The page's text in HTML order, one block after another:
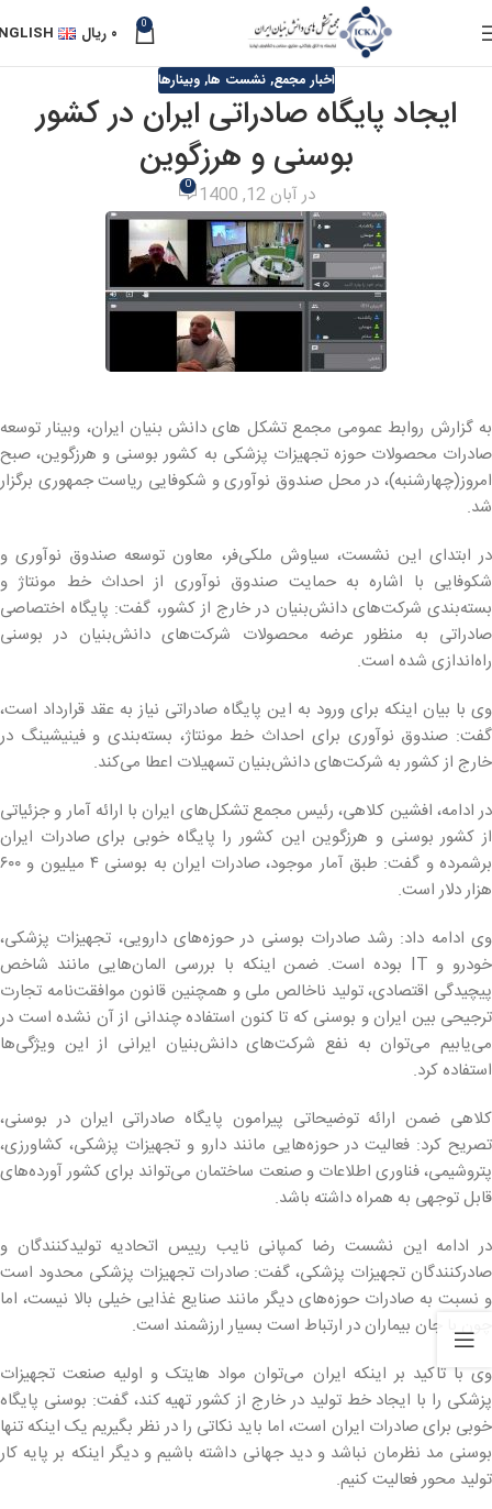
0 ۰ ریال
اخبار مجمع,نشست ها,وبینارها
ایجاد پایگاه صادراتی ایران در کشور
بوسنی و هرزگوین
در آبان 12, 1400 0
به گزارش روابط عمومی مجمع تشکل های دانش بنیان ایران، وبینار توسعه
صادرات محصولات حوزه تجهیزات پزشکی به کشور بوسنی و هرزگوین، صبح
امروز(چهارشنبه)، در محل صندوق نوآوری و شکوفایی ریاست جمهوری برگزار
شد.
در ابتدای این نشست، سیاوش ملکی‌فر، معاون توسعه صندوق نوآوری و
شکوفایی با اشاره به حمایت صندوق نوآوری از احداث خط مونتاژ و
بسته‌بندی شرکت‌های دانش‌بنیان در خارج از کشور، گفت: پایگاه اختصاصی
صادراتی به منظور عرضه محصولات شرکت‌های دانش‌بنیان در بوسنی
راه‌اندازی شده است.
وی با بیان اینکه برای ورود به این پایگاه صادراتی نیاز به عقد قرارداد است،
گفت: صندوق نوآوری برای احداث خط مونتاژ، بسته‌بندی و فینیشینگ در
خارج از کشور به شرکت‌های دانش‌بنیان تسهیلات اعطا می‌کند.
در ادامه، افشین کلاهی، رئیس مجمع تشکل‌های ایران با ارائه آمار و جزئیاتی
از کشور بوسنی و هرزگوین این کشور را پایگاه خوبی برای صادرات ایران
برشمرده و گفت: طبق آمار موجود، صادرات ایران به بوسنی ۴ میلیون و ۶۰۰
هزار دلار است.
وی ادامه داد: رشد صادرات بوسنی در حوزه‌های دارویی، تجهیزات پزشکی،
خودرو و IT بوده است. ضمن اینکه با بررسی المان‌هایی مانند شاخص
پیچیدگی اقتصادی، تولید ناخالص ملی و همچنین قانون موافقت‌نامه تجارت
ترجیحی بین ایران و بوسنی که تا کنون استفاده چندانی از آن نشده است در
می‌یابیم می‌توان به نفع شرکت‌های دانش‌بنیان ایرانی از این ویژگی‌ها
استفاده کرد.
کلاهی ضمن ارائه توضیحاتی پیرامون پایگاه صادراتی ایران در بوسنی،
تصریح کرد: فعالیت در حوزه‌هایی مانند دارو و تجهیزات پزشکی، کشاورزی،
پتروشیمی، فناوری اطلاعات و صنعت ساختمان می‌تواند برای کشور آورده‌های
قابل توجهی به همراه داشته باشد.
در ادامه این نشست رضا کمپانی نایب رییس اتحادیه تولیدکنندگان و
صادرکنندگان تجهیزات پزشکی، گفت: صادرات تجهیزات پزشکی محدود است
و نسبت به صادرات حوزه‌های دیگر مانند صنایع غذایی خیلی بالا نیست، اما
چون با جان بیماران در ارتباط است بسیار ارزشمند است.
وی با تاکید بر اینکه ایران می‌توان مواد هایتک و اولیه صنعت تجهیزات
پزشکی را با ایجاد خط تولید در خارج از کشور تهیه کند، گفت: بوسنی پایگاه
خوبی برای صادرات ایران است، اما باید نکاتی را در نظر بگیریم یک اینکه تنها
بوسنی مد نظرمان نباشد و دید جهانی داشته باشیم و دیگر اینکه بر پایه کار
تولید محور فعالیت کنیم.